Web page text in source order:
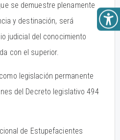
se demuestre plenamente
y destinación, será
judicial del conocimiento
con el superior.
legislación permanente
del Decreto legislativo 494
de Estupefacientes